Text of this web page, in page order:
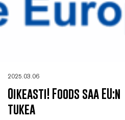
2025.03.06
Oikeasti! Foods saa EU:n
tukea